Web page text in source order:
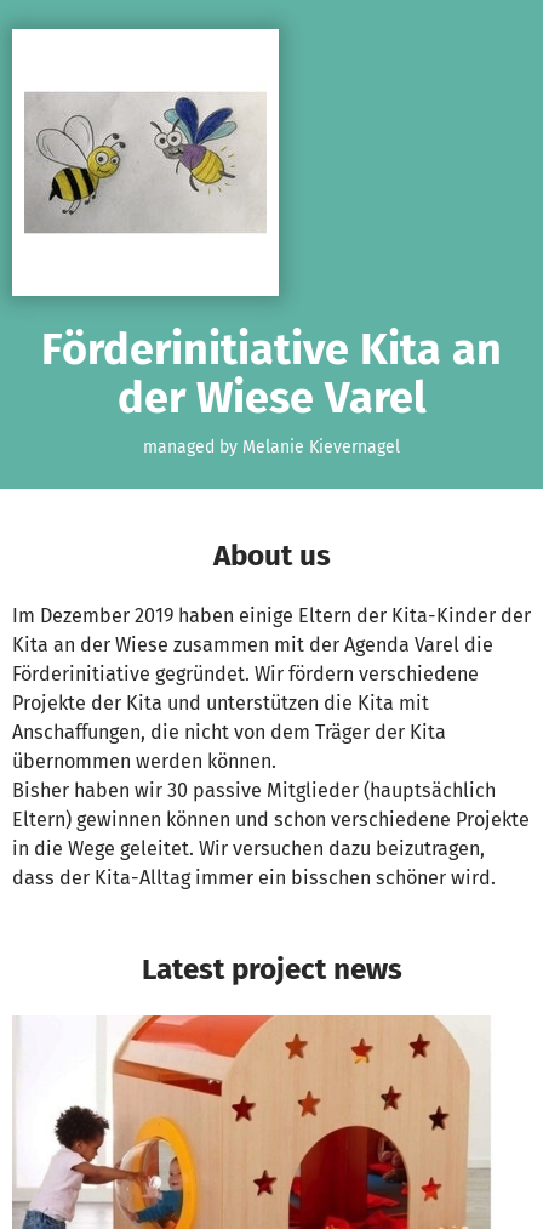
Förderinitiative Kita an
der Wiese Varel
managed by Melanie Kievernagel
About us
Im Dezember 2019 haben einige Eltern der Kita-Kinder der
Kita an der Wiese zusammen mit der Agenda Varel die
Förderinitiative gegründet. Wir fördern verschiedene
Projekte der Kita und unterstützen die Kita mit
Anschaffungen, die nicht von dem Träger der Kita
übernommen werden können.
Bisher haben wir 30 passive Mitglieder (hauptsächlich
Eltern) gewinnen können und schon verschiedene Projekte
in die Wege geleitet. Wir versuchen dazu beizutragen,
dass der Kita-Alltag immer ein bisschen schöner wird.
Latest project news